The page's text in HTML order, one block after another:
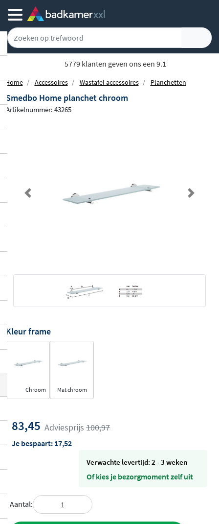
Gratis bezorgd vanaf 100,-
Home Accessoires Wastafel accessoires Planchetten
Smedbo Home planchet chroom
Artikelnummer: 43265
Previous Next
Kleur frame
Chroom Mat chroom
83,45 Adviesprijs 100,97
Je bespaart: 17,52
Verwachte levertijd: 2 - 3 weken
Of kies je bezorgmoment zelf uit
Aantal: